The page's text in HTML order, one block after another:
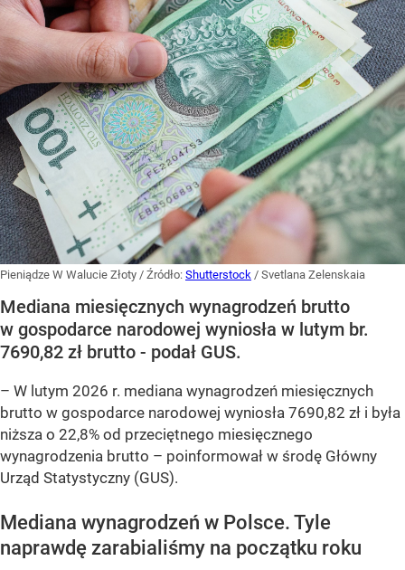
Pieniądze W Walucie Złoty / Źródło: Shutterstock / Svetlana Zelenskaia
Mediana miesięcznych wynagrodzeń brutto
w gospodarce narodowej wyniosła w lutym br.
7690,82 zł brutto - podał GUS.
– W lutym 2026 r. mediana wynagrodzeń miesięcznych
brutto w gospodarce narodowej wyniosła 7690,82 zł i była
niższa o 22,8% od przeciętnego miesięcznego
wynagrodzenia brutto – poinformował w środę Główny
Urząd Statystyczny (GUS).
Mediana wynagrodzeń w Polsce. Tyle
naprawdę zarabialiśmy na początku roku